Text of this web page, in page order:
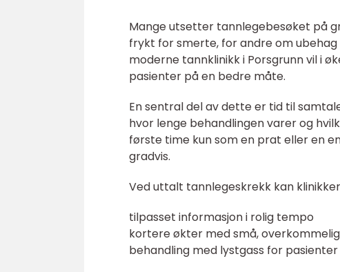
Mange utsetter tannlegebesøket på
frykt for smerte, for andre om
moderne tannklinikk i Porsgrunn vil i
pasienter på en bedre måte.
En sentral del av dette er tid til
hvor lenge behandlingen varer og
første time kun som en prat eller en
gradvis.
Ved uttalt tannlegeskrekk kan
tilpasset informasjon i rolig tempo
kortere økter med små,
behandling med lystgass for